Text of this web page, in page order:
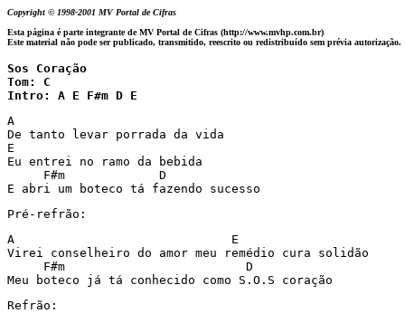
Copyright © 1998-2001 MV Portal de Cifras
Esta página é parte integrante de MV Portal de Cifras (http://www.mvhp.com.br)
Este material não pode ser publicado, transmitido, reescrito ou redistribuído sem prévia autorização.
Sos Coração
Tom: C
Intro: A E F#m D E
A
De tanto levar porrada da vida
E
Eu entrei no ramo da bebida
     F#m             D
E abri um boteco tá fazendo sucesso
Pré-refrão:
A                              E
Virei conselheiro do amor meu remédio cura solidão
     F#m                         D
Meu boteco já tá conhecido como S.O.S coração
Refrão: